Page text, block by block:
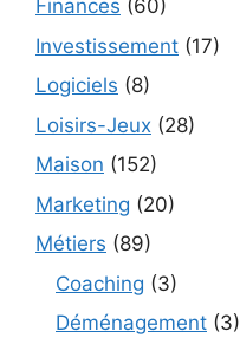
Finances (60)
Investissement (17)
Logiciels (8)
Loisirs-Jeux (28)
Maison (152)
Marketing (20)
Métiers (89)
Coaching (3)
Déménagement (3)